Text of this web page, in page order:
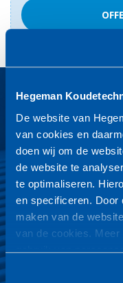
Hegeman
De website van
van cookies en
doen wij om de
de website te
te optimaliseren.
en specificeren. Door
maken van de
van de cookies.
gebruik van
24 uur
Wij zijn het hele jaar
bereikbaar voor uw
Door onze jarenlange
vakkundig van dienst zijn.
Vragen? Bel of mail